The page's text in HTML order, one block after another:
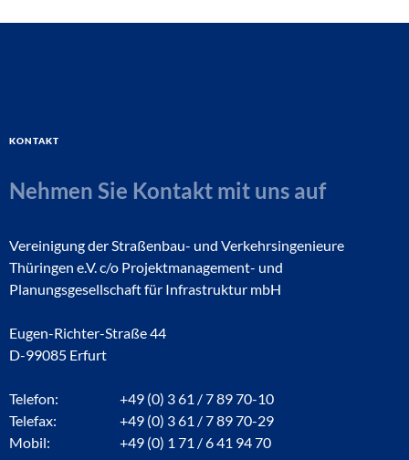
Kontakt
Nehmen Sie Kontakt mit uns auf
Vereinigung der Straßenbau- und Verkehrsingenieure
Thüringen e.V. c/o Projektmanagement- und
Planungsgesellschaft für Infrastruktur mbH
Eugen-Richter-Straße 44
D-99085 Erfurt
Telefon:
+49 (0) 3 61 / 7 89 70-10
Telefax:
+49 (0) 3 61 / 7 89 70-29
Mobil:
+49 (0) 1 71 / 6 41 94 70